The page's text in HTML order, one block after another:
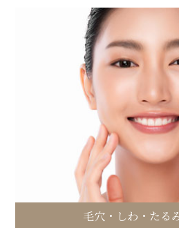
毛穴・しわ・たる